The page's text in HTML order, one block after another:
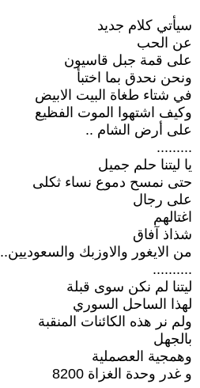
سيأتي كلام جديد
عن الحب
على قمة جبل قاسيون
ونحن نحدق بما اختبأ
في شتاء طغاة البيت الابيض
وكيف اشتهوا الموت الفظيع
على أرض الشام ..
.........
يا ليتنا حلم جميل
حتى نمسح دموع نساء ثكلى
على رجال
اغتالهم
شذاذ آفاق
من الايغور والاوزبك والسعوديين..
..........
ليتنا لم نكن سوى قبلة
لهذا الساحل السوري
ولم نر هذه الكائنات المنقبة
بالجهل
وهمجية العصملية
و غدر وحدة الغزاة 8200